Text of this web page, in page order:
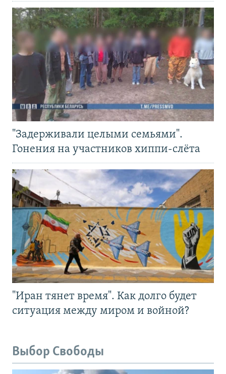
"Задерживали целыми семьями".
Гонения на участников хиппи-слёта
"Иран тянет время". Как долго будет
ситуация между миром и войной?
Выбор Свободы